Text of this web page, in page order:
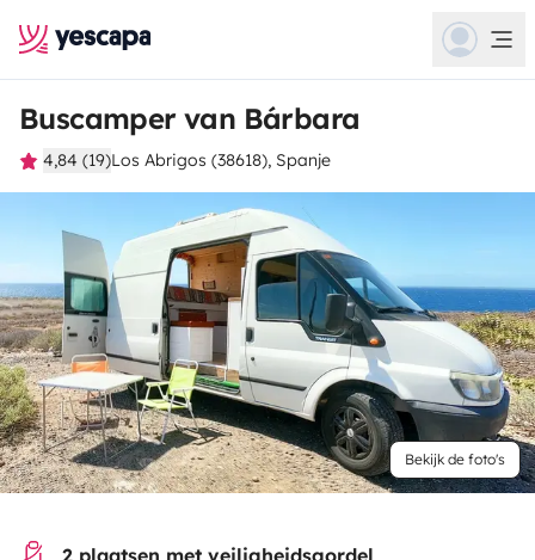
Buscamper van Bárbara
4,84 (19)Los Abrigos (38618), Spanje
Bekijk de foto's
2 plaatsen met veiligheidsgordel